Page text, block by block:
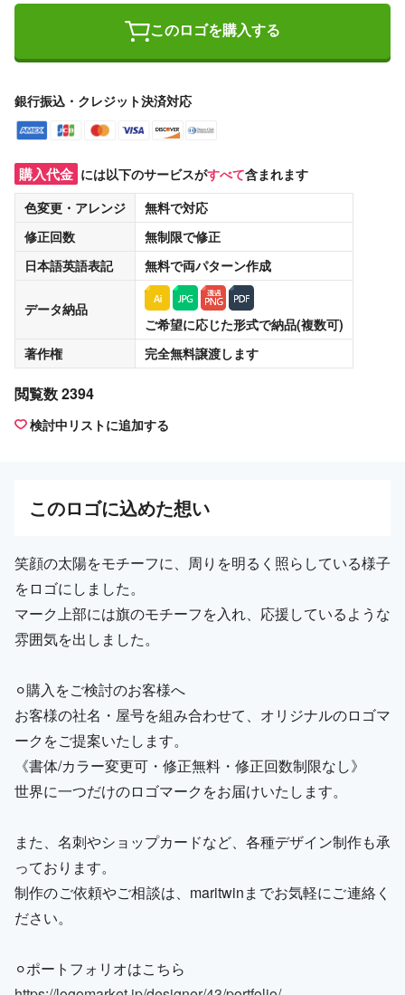
このロゴを購入する
銀行振込・クレジット決済対応
購入代金 には以下のサービスがすべて含まれます
色変更・アレンジ
無料で対応
修正回数
無制限で修正
日本語英語表記
無料で両パターン作成
データ納品
ご希望に応じた形式で納品(複数可)
著作権
完全無料譲渡します
閲覧数 2394
検討中リストに追加する
このロゴに込めた想い
笑顔の太陽をモチーフに、周りを明るく照らしている様子
をロゴにしました。
マーク上部には旗のモチーフを入れ、応援しているような
雰囲気を出しました。
⚪︎購入をご検討のお客様へ
お客様の社名・屋号を組み合わせて、オリジナルのロゴマ
ークをご提案いたします。
《書体/カラー変更可・修正無料・修正回数制限なし》
世界に一つだけのロゴマークをお届けいたします。
また、名刺やショップカードなど、各種デザイン制作も承
っております。
制作のご依頼やご相談は、maritwinまでお気軽にご連絡く
ださい。
⚪︎ポートフォリオはこちら